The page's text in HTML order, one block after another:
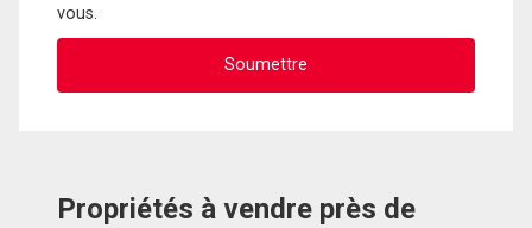
vous.
Propriétés à vendre près de